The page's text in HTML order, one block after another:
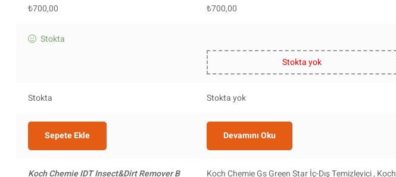
₺700,00 ₺700,00
Stokta
Stokta yok
Stokta Stokta yok
Sepete Ekle Devamını Oku
Koch Chemie IDT Insect&Dirt Remover B Koch Chemie Gs Green Star İç-Dış Temizleyici , Koch